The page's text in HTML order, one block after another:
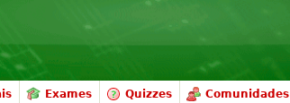
Exames Quizzes Comunidades